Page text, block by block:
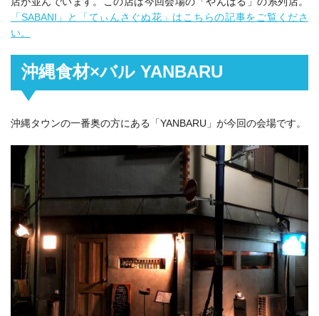
「SABANI」と「てぃんさぐぬ花」はこちらの記事をご覧くださ
い。
沖縄食材×バル YANBARU
沖縄タウンの一番奥の方にある「YANBARU」が今回の会場です。